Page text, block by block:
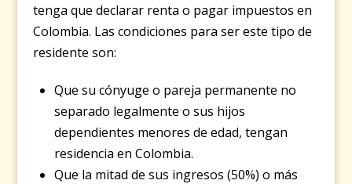
tenga que declarar renta o pagar impuestos en
Colombia. Las condiciones para ser este tipo de
residente son:
Que su cónyuge o pareja permanente no
separado legalmente o sus hijos
dependientes menores de edad, tengan
residencia en Colombia.
Que la mitad de sus ingresos (50%) o más